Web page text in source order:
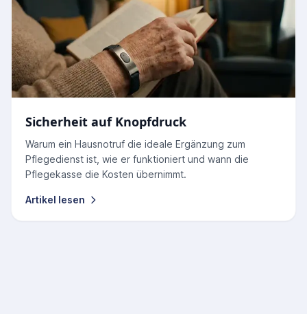
Sicherheit auf Knopfdruck
Warum ein Hausnotruf die ideale Ergänzung zum
Pflegedienst ist, wie er funktioniert und wann die
Pflegekasse die Kosten übernimmt.
Artikel lesen